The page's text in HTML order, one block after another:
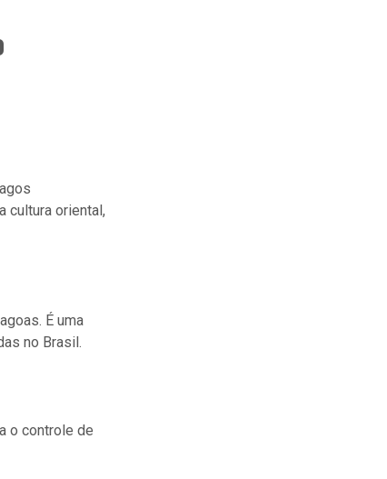
cultura oriental,
É uma
no Brasil.
o controle de